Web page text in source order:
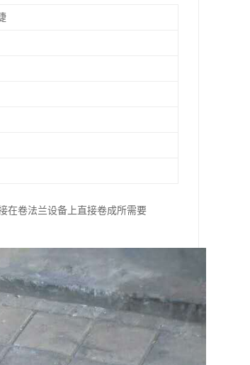
在卷法兰设备上直接卷成所需要